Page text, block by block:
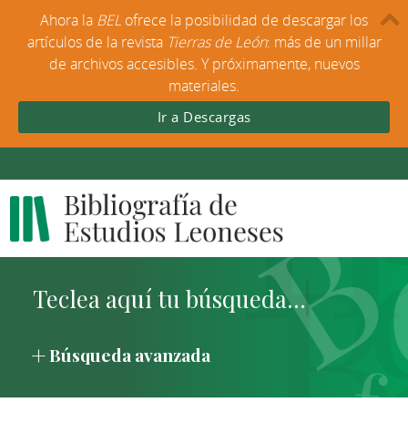
Búsqueda avanzada
Ahora la BEL ofrece la posibilidad de descargar los
artículos de la revista Tierras de León: más de un millar
de archivos accesibles. Y próximamente, nuevos
materiales.
Ir a Descargas